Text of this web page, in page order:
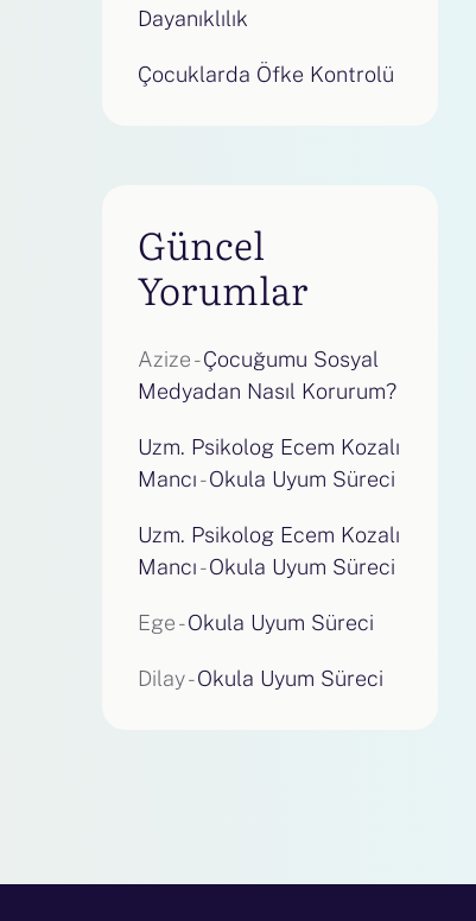
Dayanıklılık
Çocuklarda Öfke Kontrolü
Güncel
Yorumlar
Azize-Çocuğumu Sosyal
Medyadan Nasıl Korurum?
Uzm. Psikolog Ecem Kozalı
Mancı-Okula Uyum Süreci
Uzm. Psikolog Ecem Kozalı
Mancı-Okula Uyum Süreci
Ege-Okula Uyum Süreci
Dilay-Okula Uyum Süreci